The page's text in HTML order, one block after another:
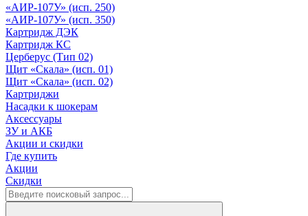
«АИР-107У» (исп. 250)
«АИР-107У» (исп. 350)
Картридж ДЭК
Картридж КС
Церберус (Тип 02)
Щит «Скала» (исп. 01)
Щит «Скала» (исп. 02)
Картриджи
Насадки к шокерам
Аксессуары
ЗУ и АКБ
Акции и скидки
Где купить
Акции
Скидки